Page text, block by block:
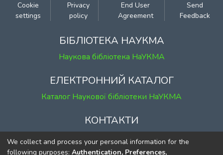
Cookie
settings
Privacy
policy
End User
Agreement
Send
Feedback
БІБЛІОТЕКА НАУКМА
Наукова бібліотека НаУКМА
ЕЛЕКТРОННИЙ КАТАЛОГ
Каталог Наукової бібліотеки НаУКМА
КОНТАКТИ
м. Київ, вул. Григорія Сковороди, 2
к. 1, к. 120
We collect and process your personal information for the
following purposes: Authentication, Preferences,